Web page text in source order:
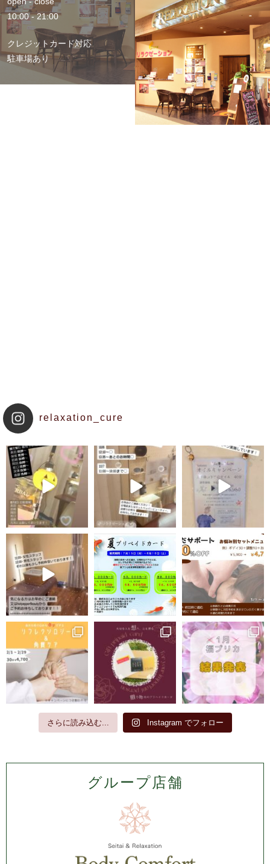
10:00 - 21:00
クレジットカード対応
駐車場あり
relaxation_cure
さらに読み込む... Instagram でフォロー
グループ店舗